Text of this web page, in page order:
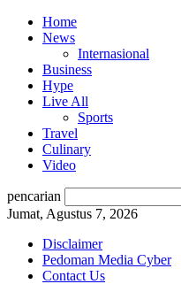
Home
News
Internasional
Business
Hype
Live All
Sports
Travel
Culinary
Video
pencarian
Jumat, Agustus 7, 2026
Disclaimer
Pedoman Media Cyber
Contact Us